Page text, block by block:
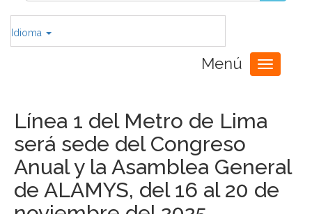
Idioma
Menú
Toggle
navigation
Línea 1 del Metro de Lima
será sede del Congreso
Anual y la Asamblea General
de ALAMYS, del 16 al 20 de